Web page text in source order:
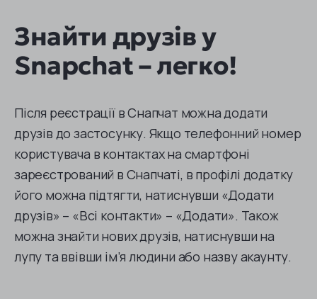
Знайти друзів у
Snapchat – легко!
Після реєстрації в Снапчат можна додати
друзів до застосунку. Якщо телефонний номер
користувача в контактах на смартфоні
зареєстрований в Снапчаті, в профілі додатку
його можна підтягти, натиснувши «Додати
друзів» – «Всі контакти» – «Додати». Також
можна знайти нових друзів, натиснувши на
лупу та ввівши ім’я людини або назву акаунту.